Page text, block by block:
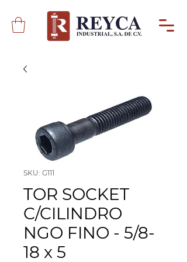
SKU: G111
TOR SOCKET
C/CILINDRO
NGO FINO - 5/8-
18 x 5